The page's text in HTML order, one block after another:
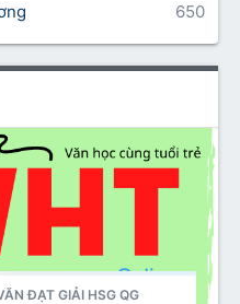
650
ĐẠT GIẢI HSG QG